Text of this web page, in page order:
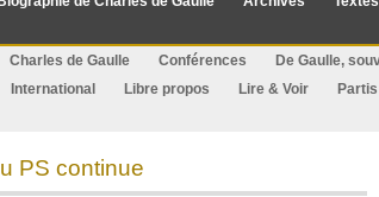
Charles de Gaulle Conférences De Gaulle,
International Libre propos Lire & Voir
PS continue